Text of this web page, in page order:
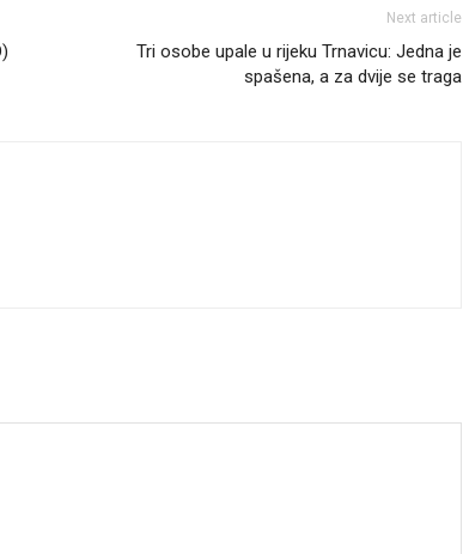
Next article
Tri osobe upale u rijeku Trnavicu: Jedna je
spašena, a za dvije se traga